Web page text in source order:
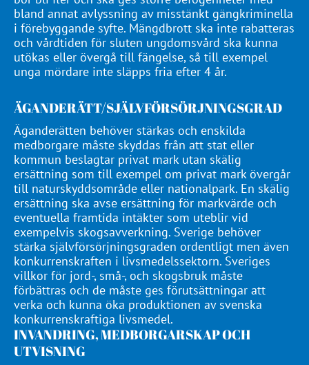
bland annat avlyssning av misstänkt gängkriminella
i förebyggande syfte. Mängdbrott ska inte rabatteras
och vårdtiden för sluten ungdomsvård ska kunna
utökas eller övergå till fängelse, så till exempel
unga mördare inte släpps fria efter 4 år.
ÄGANDERÄTT/SJÄLVFÖRSÖRJNINGSGRAD
Äganderätten behöver stärkas och enskilda
medborgare måste skyddas från att stat eller
kommun beslagtar privat mark utan skälig
ersättning som till exempel om privat mark övergår
till naturskyddsområde eller nationalpark. En skälig
ersättning ska avse ersättning för markvärde och
eventuella framtida intäkter som uteblir vid
exempelvis skogsavverkning. Sverige behöver
stärka självförsörjningsgraden ordentligt men även
konkurrenskraften i livsmedelssektorn. Sveriges
villkor för jord-, små-, och skogsbruk måste
förbättras och de måste ges förutsättningar att
verka och kunna öka produktionen av svenska
konkurrenskraftiga livsmedel.
INVANDRING, MEDBORGARSKAP OCH
UTVISNING